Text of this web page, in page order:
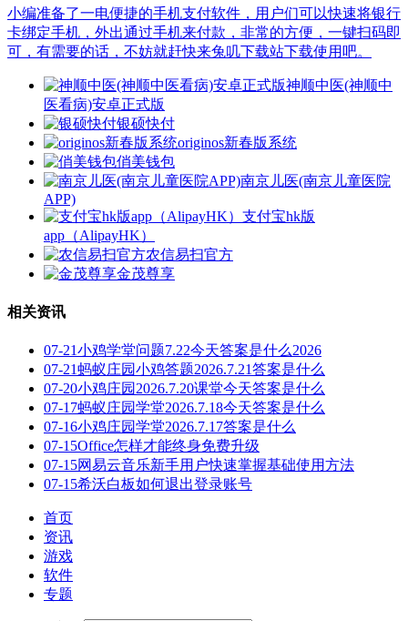
小编准备了一电便捷的手机支付软件，用户们可以快速将银行
卡绑定手机，外出通过手机来付款，非常的方便，一键扫码即
可，有需要的话，不妨就赶快来兔叽下载站下载使用吧。
神顺中医(神顺中
医看病)安卓正式版
银硕快付
originos新春版系统
俏美钱包
南京儿医(南京儿童医院
APP)
支付宝hk版
app（AlipayHK）
农信易扫官方
金茂尊享
相关资讯
07-21小鸡学堂问题7.22今天答案是什么2026
07-21蚂蚁庄园小鸡答题2026.7.21答案是什么
07-20小鸡庄园2026.7.20课堂今天答案是什么
07-17蚂蚁庄园学堂2026.7.18今天答案是什么
07-16小鸡庄园学堂2026.7.17答案是什么
07-15Office怎样才能终身免费升级
07-15网易云音乐新手用户快速掌握基础使用方法
07-15希沃白板如何退出登录账号
首页
资讯
游戏
软件
专题